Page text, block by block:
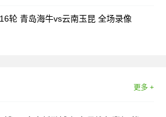
轮 青岛海牛vs云南玉昆 全场录像
更多 +